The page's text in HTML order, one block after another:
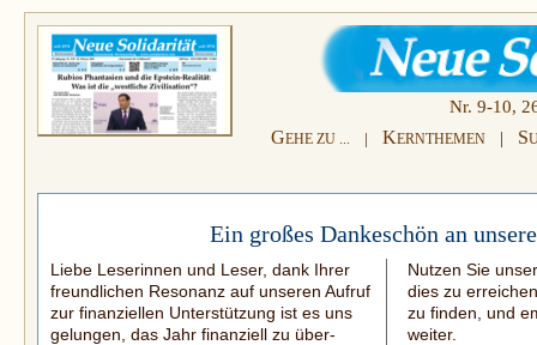
Nr. 9-10,
GEHE ZU ... | KERNTHEMEN | S
Ein großes Dankeschön an
Liebe Leserinnen und Leser, dank Ihrer
freundlichen Resonanz auf unseren Aufruf
zur finanziellen Unterstützung ist es uns
gelungen, das Jahr finanziell zu über­
Nutzen Sie
dies zu
zu finden, und
weiter.